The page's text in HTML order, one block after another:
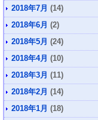
2018年7月 (14)
2018年6月 (2)
2018年5月 (24)
2018年4月 (10)
2018年3月 (11)
2018年2月 (14)
2018年1月 (18)